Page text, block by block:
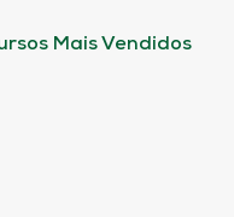
Mais Vendidos